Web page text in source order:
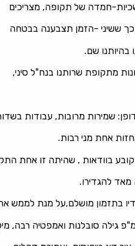
חמדה של תקופה, מצריכים
ששיני -הזמן תצבענה בבטחה
בהיותנו שם.
מתקופת שרותנו בנח"ל סיני,
שמירות מרובות, עבודות
אחת מני רבות.
בוודאות , שהיתה זו אחת
להגדירו.
בתזמון מושלם,על מנת לממש
גילה סובלנות ואמפטיה רבה,